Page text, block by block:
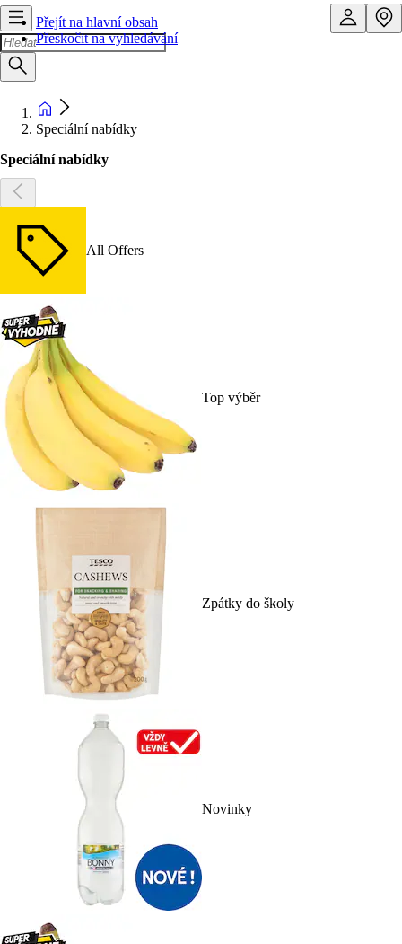
Přejít na hlavní obsah
Přeskočit na vyhledávání
Speciální nabídky
Speciální nabídky
All Offers
Top výběr
Zpátky do školy
Novinky